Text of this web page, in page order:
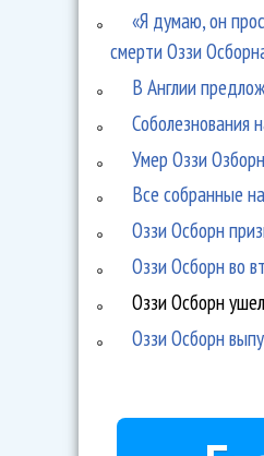
«Я думаю, он
смерти Оззи
В Англии
Соболезнования
Умер Оззи Озборн
Все собранные
Оззи Осборн
Оззи Осборн во
Оззи Осборн
Оззи Осборн